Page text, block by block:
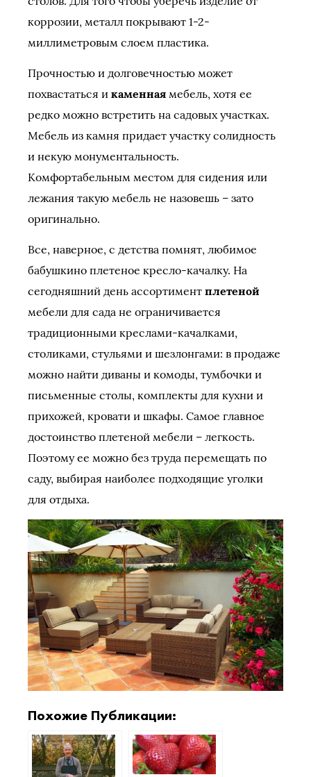
коррозии, металл покрывают 1-2-
миллиметровым слоем пластика.
Прочностью и долговечностью может
похвастаться и каменная мебель, хотя ее
редко можно встретить на садовых участках.
Мебель из камня придает участку солидность
и некую монументальность.
Комфортабельным местом для сидения или
лежания такую мебель не назовешь – зато
оригинально.
Все, наверное, с детства помнят, любимое
бабушкино плетеное кресло-качалку. На
сегодняшний день ассортимент плетеной
мебели для сада не ограничивается
традиционными креслами-качалками,
столиками, стульями и шезлонгами: в продаже
можно найти диваны и комоды, тумбочки и
письменные столы, комплекты для кухни и
прихожей, кровати и шкафы. Самое главное
достоинство плетеной мебели – легкость.
Поэтому ее можно без труда перемещать по
саду, выбирая наиболее подходящие уголки
для отдыха.
Похожие Публикации: